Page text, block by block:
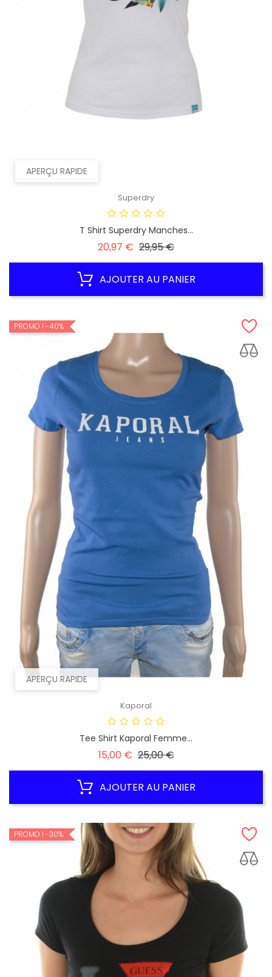
APERÇU RAPIDE
Superdry
T Shirt Superdry Manches...
20,97 € Prix
29,95 €Prix
AJOUTER AU PANIER
APERÇU RAPIDE
PROMO ! -40%
Kaporal
Tee Shirt Kaporal Femme...
15,00 € Prix
25,00 €Prix
AJOUTER AU PANIER
PROMO ! -30%